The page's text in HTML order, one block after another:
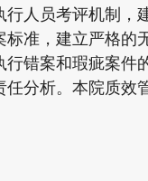
人员考评机制，
准，建立严格的
错案和瑕疵案件
分析。本院质效